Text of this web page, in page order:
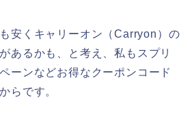
安くキャリーオン（Carryon）の
あるかも、と考え、私もスプリ
ーンなどお得なクーポンコード
らです。